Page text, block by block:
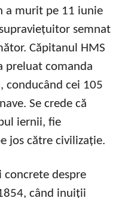
a murit pe 11 iunie
semnat
Căpitanul HMS
preluat comanda
conducând cei 105
Se crede că
iernii, fie
jos către civilizație.
despre
când inuiții